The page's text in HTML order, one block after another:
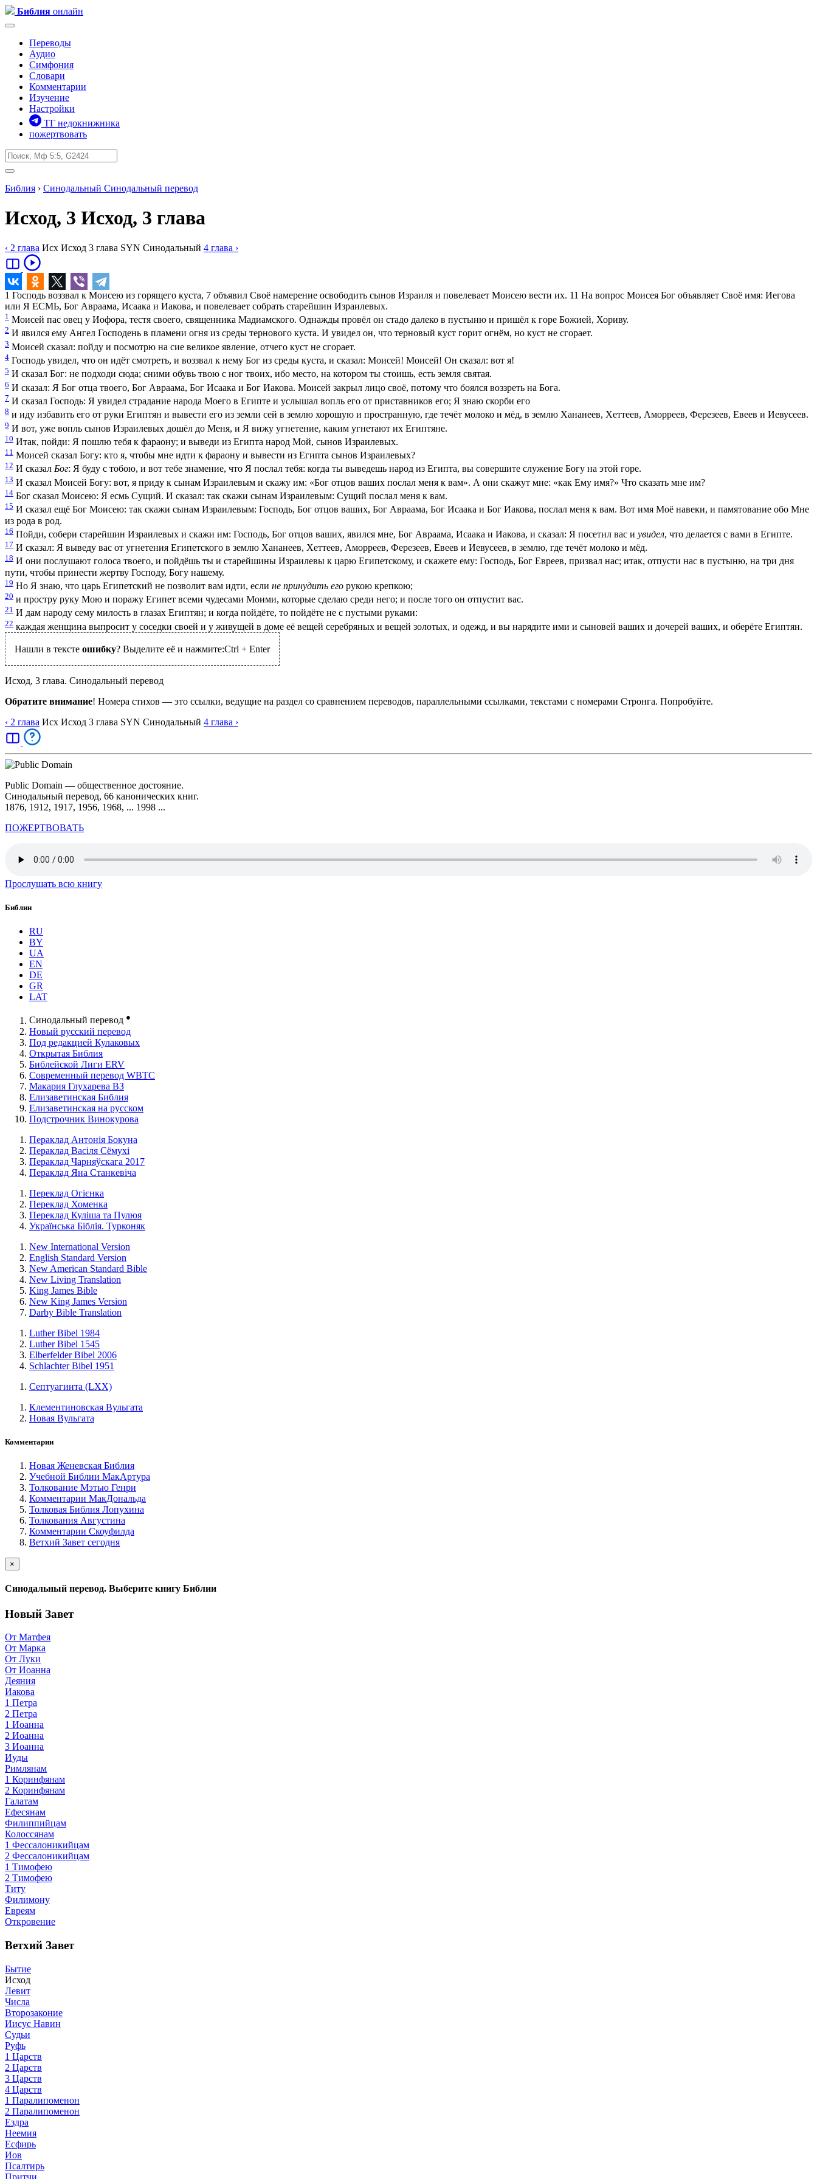
Библия онлайн
Переводы
Аудио
Симфония
Словари
Комментарии
Изучение
Настройки
ТГ недокнижника
пожертвовать
Библия › Синодальный Синодальный перевод
Исход, 3 Исход, 3 глава
‹ 2 глава Исх Исход 3 глава SYN Синодальный 4 глава ›
1 Господь воззвал к Моисею из горящего куста, 7 объявил Своё намерение освободить сынов Израиля и повелевает Моисею вести их. 11 На вопрос Моисея Бог объявляет Своё имя: Иегова
или Я ЕСМЬ, Бог Авраама, Исаака и Иакова, и повелевает собрать старейшин Израилевых.
1 Моисей пас овец у Иофора, тестя своего, священника Мадиамского. Однажды провёл он стадо далеко в пустыню и пришёл к горе Божией, Хориву.
2 И явился ему Ангел Господень в пламени огня из среды тернового куста. И увидел он, что терновый куст горит огнём, но куст не сгорает.
3 Моисей сказал: пойду и посмотрю на сие великое явление, отчего куст не сгорает.
4 Господь увидел, что он идёт смотреть, и воззвал к нему Бог из среды куста, и сказал: Моисей! Моисей! Он сказал: вот я!
5 И сказал Бог: не подходи сюда; сними обувь твою с ног твоих, ибо место, на котором ты стоишь, есть земля святая.
6 И сказал: Я Бог отца твоего, Бог Авраама, Бог Исаака и Бог Иакова. Моисей закрыл лицо своё, потому что боялся воззреть на Бога.
7 И сказал Господь: Я увидел страдание народа Моего в Египте и услышал вопль его от приставников его; Я знаю скорби его
8 и иду избавить его от руки Египтян и вывести его из земли сей в землю хорошую и пространную, где течёт молоко и мёд, в землю Хананеев, Хеттеев, Аморреев, Ферезеев, Евеев и Иевусеев.
9 И вот, уже вопль сынов Израилевых дошёл до Меня, и Я вижу угнетение, каким угнетают их Египтяне.
10 Итак, пойди: Я пошлю тебя к фараону; и выведи из Египта народ Мой, сынов Израилевых.
11 Моисей сказал Богу: кто я, чтобы мне идти к фараону и вывести из Египта сынов Израилевых?
12 И сказал Бог: Я буду с тобою, и вот тебе знамение, что Я послал тебя: когда ты выведешь народ из Египта, вы совершите служение Богу на этой горе.
13 И сказал Моисей Богу: вот, я приду к сынам Израилевым и скажу им: «Бог отцов ваших послал меня к вам». А они скажут мне: «как Ему имя?» Что сказать мне им?
14 Бог сказал Моисею: Я есмь Сущий. И сказал: так скажи сынам Израилевым: Сущий послал меня к вам.
15 И сказал ещё Бог Моисею: так скажи сынам Израилевым: Господь, Бог отцов ваших, Бог Авраама, Бог Исаака и Бог Иакова, послал меня к вам. Вот имя Моё навеки, и памятование обо Мне
из рода в род.
16 Пойди, собери старейшин Израилевых и скажи им: Господь, Бог отцов ваших, явился мне, Бог Авраама, Исаака и Иакова, и сказал: Я посетил вас и увидел, что делается с вами в Египте.
17 И сказал: Я выведу вас от угнетения Египетского в землю Хананеев, Хеттеев, Аморреев, Ферезеев, Евеев и Иевусеев, в землю, где течёт молоко и мёд.
18 И они послушают голоса твоего, и пойдёшь ты и старейшины Израилевы к царю Египетскому, и скажете ему: Господь, Бог Евреев, призвал нас; итак, отпусти нас в пустыню, на три дня
пути, чтобы принести жертву Господу, Богу нашему.
19 Но Я знаю, что царь Египетский не позволит вам идти, если не принудить его рукою крепкою;
20 и простру руку Мою и поражу Египет всеми чудесами Моими, которые сделаю среди него; и после того он отпустит вас.
21 И дам народу сему милость в глазах Египтян; и когда пойдёте, то пойдёте не с пустыми руками:
22 каждая женщина выпросит у соседки своей и у живущей в доме её вещей серебряных и вещей золотых, и одежд, и вы нарядите ими и сыновей ваших и дочерей ваших, и оберёте Египтян.
Нашли в тексте ошибку? Выделите её и нажмите:Ctrl + Enter
Исход, 3 глава. Синодальный перевод
Обратите внимание! Номера стихов — это ссылки, ведущие на раздел со сравнением переводов, параллельными ссылками, текстами с номерами Стронга. Попробуйте.
‹ 2 глава Исх Исход 3 глава SYN Синодальный 4 глава ›
Public Domain — общественное достояние.
Синодальный перевод, 66 канонических книг.
1876, 1912, 1917, 1956, 1968, ... 1998 ...
ПОЖЕРТВОВАТЬ
Прослушать всю книгу
Библии
RU
BY
UA
EN
DE
GR
LAT
Синодальный перевод ●
Новый русский перевод
Под редакцией Кулаковых
Открытая Библия
Библейской Лиги ERV
Cовременный перевод WBTC
Макария Глухарева ВЗ
Елизаветинская Библия
Елизаветинская на русском
Подстрочник Винокурова
Пераклад Антонія Бокуна
Пераклад Васіля Сёмухі
Пераклад Чарняўскага 2017
Пераклад Яна Станкевіча
Переклад Огієнка
Переклад Хоменка
Переклад Куліша та Пулюя
Українська Біблія. Турконяк
New International Version
English Standard Version
New American Standard Bible
New Living Translation
King James Bible
New King James Version
Darby Bible Translation
Luther Bibel 1984
Luther Bibel 1545
Elberfelder Bibel 2006
Schlachter Bibel 1951
Септуагинта (LXX)
Клементиновская Вульгата
Новая Вульгата
Комментарии
Новая Женевская Библия
Учебной Библии МакАртура
Толкование Мэтью Генри
Комментарии МакДональда
Толковая Библия Лопухина
Толкования Августина
Комментарии Скоуфилда
Ветхий Завет сегодня
×
Синодальный перевод. Выберите книгу Библии
Новый Завет
От Матфея
От Марка
От Луки
От Иоанна
Деяния
Иакова
1 Петра
2 Петра
1 Иоанна
2 Иоанна
3 Иоанна
Иуды
Римлянам
1 Коринфянам
2 Коринфянам
Галатам
Ефесянам
Филиппийцам
Колоссянам
1 Фессалоникийцам
2 Фессалоникийцам
1 Тимофею
2 Тимофею
Титу
Филимону
Евреям
Откровение
Ветхий Завет
Бытие
Исход
Левит
Числа
Второзаконие
Иисус Навин
Судьи
Руфь
1 Царств
2 Царств
3 Царств
4 Царств
1 Паралипоменон
2 Паралипоменон
Ездра
Неемия
Есфирь
Иов
Псалтирь
Притчи